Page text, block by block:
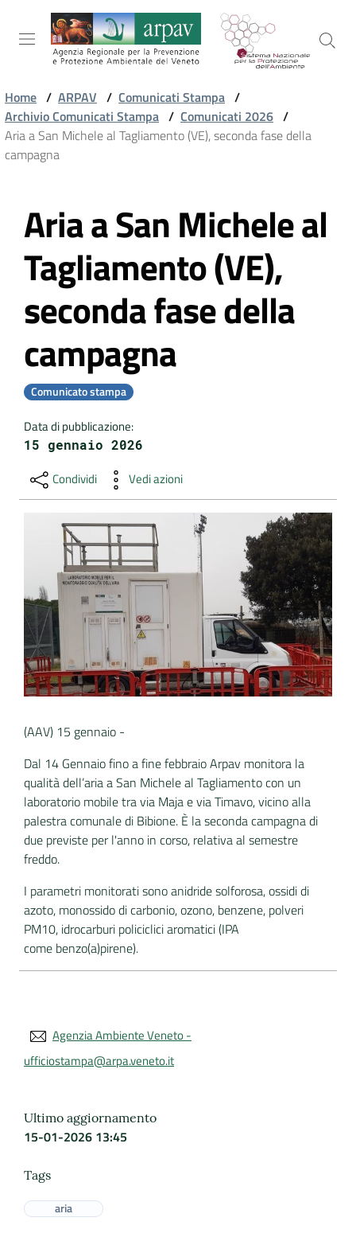
Salta al contenuto
Salta alla navigazione
Salta al footer
ARPAV
AMBIENTALI
TERRITORIO
SERVIZI
DATI
Seguici
Home / ARPAV / Comunicati Stampa /
Archivio Comunicati Stampa / Comunicati 2026 /
Aria a San Michele al Tagliamento (VE), seconda fase della
campagna
Vai al contenuto
Aria a San Michele al
Tagliamento (VE),
seconda fase della
campagna
Comunicato stampa
Data di pubblicazione:
15 gennaio 2026
Condividi Vedi azioni
(AAV) 15 gennaio -
Dal 14 Gennaio fino a fine febbraio Arpav monitora la
qualità dell’aria a San Michele al Tagliamento con un
laboratorio mobile tra via Maja e via Timavo, vicino alla
palestra comunale di Bibione. È la seconda campagna di
due previste per l'anno in corso, relativa al semestre
freddo.
I parametri monitorati sono anidride solforosa, ossidi di
azoto, monossido di carbonio, ozono, benzene, polveri
PM10, idrocarburi policiclici aromatici (IPA
come benzo(a)pirene).
Agenzia Ambiente Veneto -
ufficiostampa@arpa.veneto.it
Ultimo aggiornamento
15-01-2026 13:45
Tags
aria